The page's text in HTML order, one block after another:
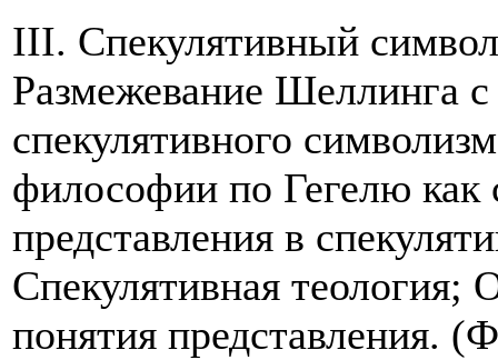
III. Спекулятивный
Размежевание Шеллинга
спекулятивного
философии по Гегелю как
представления в
Спекулятивная теология;
понятия представления.